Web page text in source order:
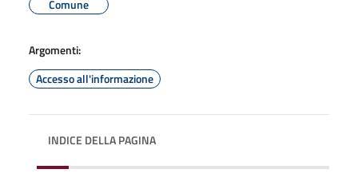
Comune
Argomenti:
Accesso all'informazione
INDICE DELLA PAGINA